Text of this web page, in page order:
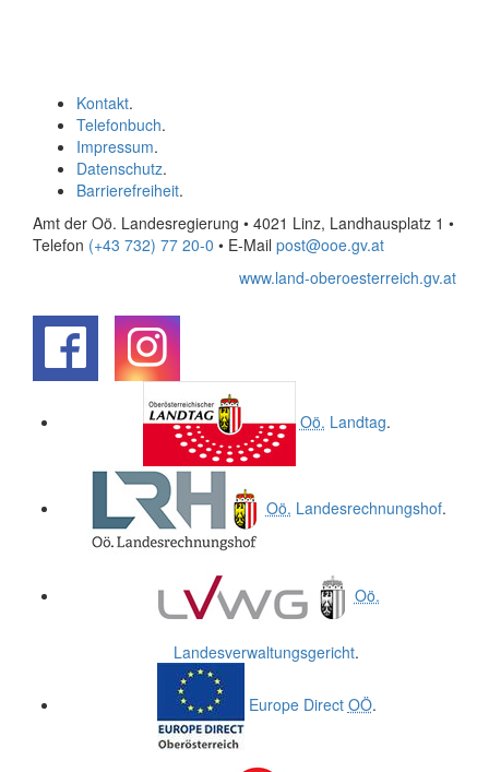
Kontakt.
Telefonbuch.
Impressum.
Datenschutz.
Barrierefreiheit.
Amt der Oö. Landesregierung • 4021 Linz, Landhausplatz 1 •
Telefon (+43 732) 77 20-0 • E-Mail post@ooe.gv.at
www.land-oberoesterreich.gv.at
Oö. Landtag.
Oö. Landesrechnungshof.
Oö.
Landesverwaltungsgericht.
Europe Direct OÖ.